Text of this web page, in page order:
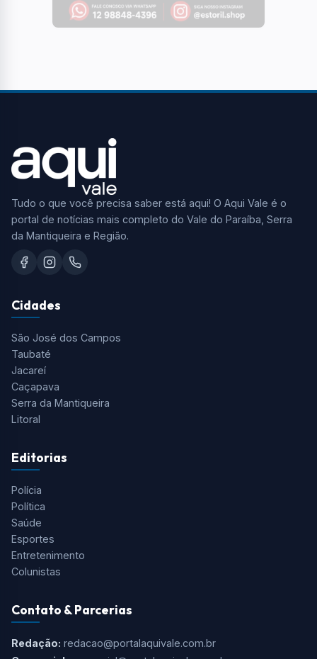
portal de notícias mais completo do Vale do Paraíba, Serra
da Mantiqueira e Região.
Cidades
São José dos Campos
Caçapava
Litoral